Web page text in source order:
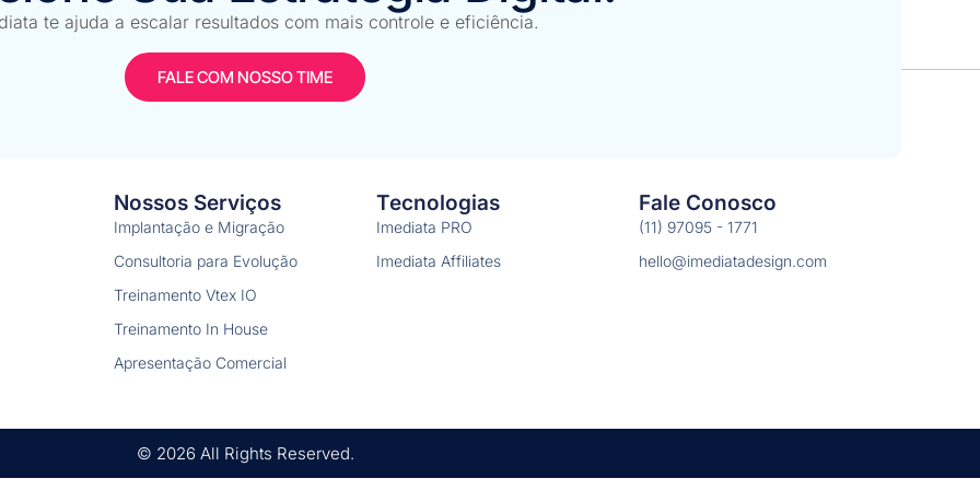
e destravar a evolução contínua do site. Não é só uma mudança visual.É uma mudança
de verdade Cada decisão do projeto foi […]
te ajuda a escalar resultados com mais controle e eficiência.
FALE COM NOSSO TIME
Nossos Serviços
Implantação e Migração
Consultoria para Evolução
Treinamento Vtex IO
Treinamento In House
Apresentação Comercial
Tecnologias
Imediata PRO
Imediata Affiliates
Fale Conosco
(11) 97095 - 1771
hello@imediatadesign.com
© 2026 All Rights Reserved.